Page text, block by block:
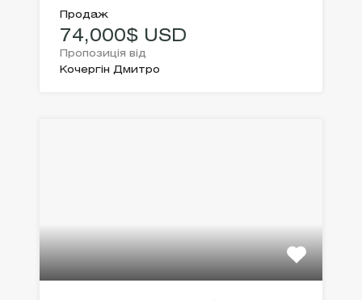
Продаж
74,000$ USD
Пропозиція від
Кочергін Дмитро